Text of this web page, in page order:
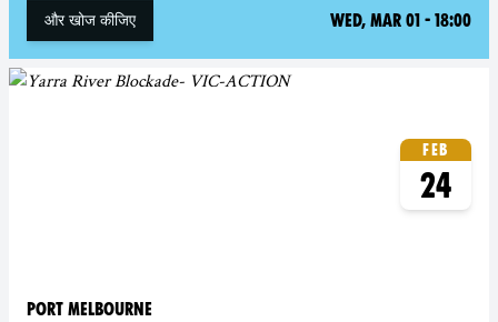
और खोज कीजिए Wed, Mar 01 - 18:00
Feb
24
Port Melbourne